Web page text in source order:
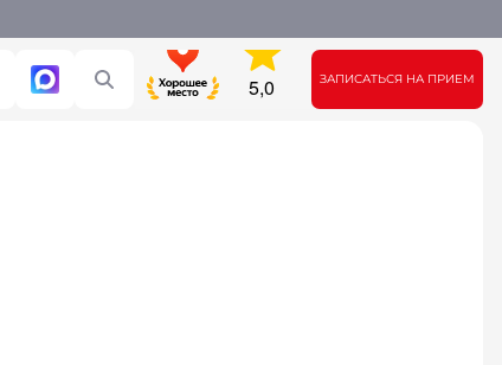
ЗАПИСАТЬСЯ НА ПРИЕМ